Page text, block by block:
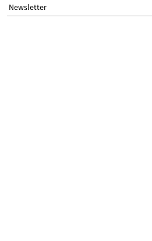
Newsletter